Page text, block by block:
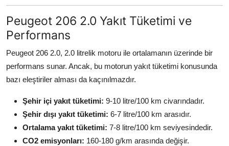
Peugeot 206 2.0 Yakıt Tüketimi ve
Performans
Peugeot 206 2.0, 2.0 litrelik motoru ile ortalamanın üzerinde bir
performans sunar. Ancak, bu motorun yakıt tüketimi konusunda
bazı eleştiriler alması da kaçınılmazdır.
Şehir içi yakıt tüketimi: 9-10 litre/100 km civarındadır.
Şehir dışı yakıt tüketimi: 6-7 litre/100 km arasıdır.
Ortalama yakıt tüketimi: 7-8 litre/100 km seviyesindedir.
CO2 emisyonları: 160-180 g/km arasında değişir.